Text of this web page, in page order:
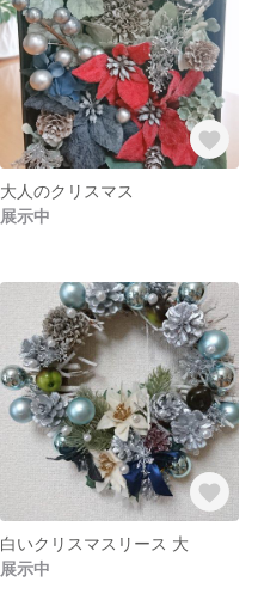
大人のクリスマス
展示中
白いクリスマスリース 大
展示中